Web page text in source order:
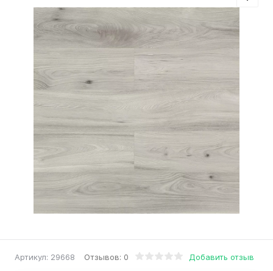
Отзывов: 0 Добавить отзыв
Артикул: 29668